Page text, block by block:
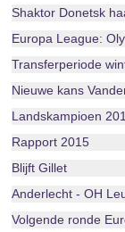
Shaktor Donetsk
Europa League:
Transferperiode
Nieuwe kans
Landskampioen
Rapport 2015
Blijft Gillet
Anderlecht - OH
Volgende ronde